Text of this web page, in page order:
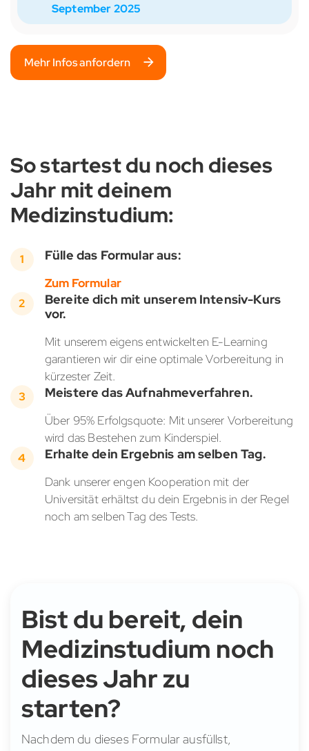
September 2025
Mehr Infos anfordern
So startest du noch dieses
Jahr mit deinem
Medizinstudium:
Fülle das Formular aus:
Zum Formular
Bereite dich mit unserem Intensiv-Kurs
vor.
Mit unserem eigens entwickelten E-Learning
garantieren wir dir eine optimale Vorbereitung in
kürzester Zeit.
Meistere das Aufnahmeverfahren.
Über 95% Erfolgsquote: Mit unserer Vorbereitung
wird das Bestehen zum Kinderspiel.
Erhalte dein Ergebnis am selben Tag.
Dank unserer engen Kooperation mit der
Universität erhältst du dein Ergebnis in der Regel
noch am selben Tag des Tests.
Bist du bereit, dein
Medizinstudium noch
dieses Jahr zu
starten?
Nachdem du dieses Formular ausfüllst,